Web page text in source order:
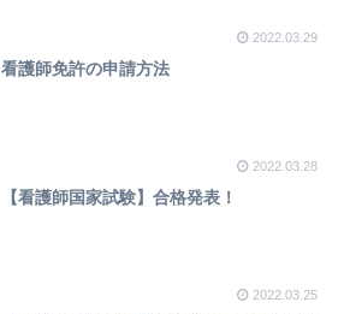
2022.03.29
看護師免許の申請方法
2022.03.28
【看護師国家試験】合格発表！
2022.03.25